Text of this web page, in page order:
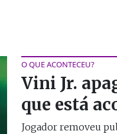
O QUE ACONTECEU?
Vini Jr.
que está
Jogador removeu